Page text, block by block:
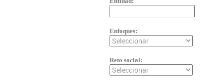
Enfoques:
Reto social: